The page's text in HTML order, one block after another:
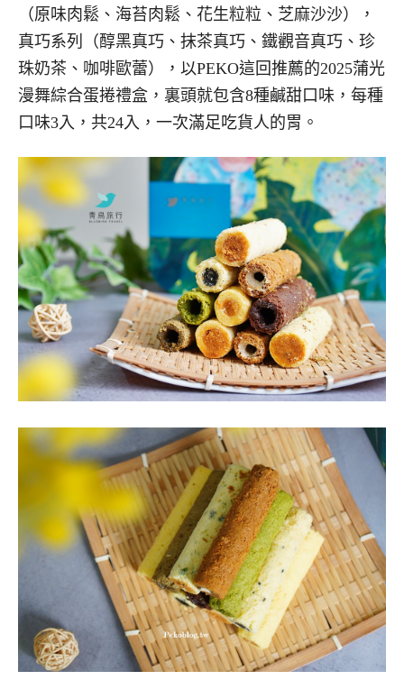
（原味肉鬆、海苔肉鬆、花生粒粒、芝麻沙沙），
真巧系列（醇黑真巧、抹茶真巧、鐵觀音真巧、珍
珠奶茶、咖啡歐蕾），以PEKO這回推薦的2025蒲光
漫舞綜合蛋捲禮盒，裏頭就包含8種鹹甜口味，每種
口味3入，共24入，一次滿足吃貨人的胃。